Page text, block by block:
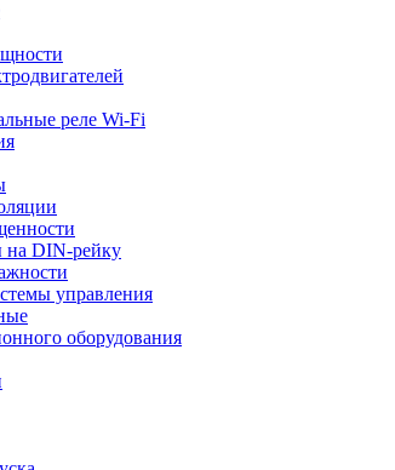
реле Wi-Fi
на DIN-рейку
управления
оборудования